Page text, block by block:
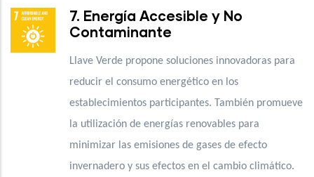
7. Energía Accesible y No
Contaminante
Llave Verde propone soluciones innovadoras para
reducir el consumo energético en los
establecimientos participantes. También promueve
la utilización de energías renovables para
minimizar las emisiones de gases de efecto
invernadero y sus efectos en el cambio climático.